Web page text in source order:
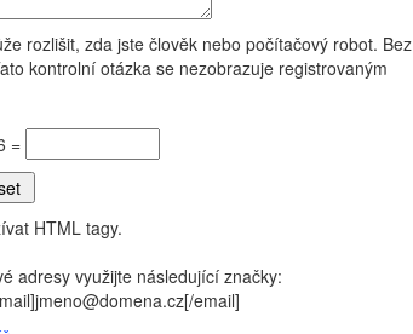
rozlišit, zda jste člověk nebo počítačový robot. Bez
kontrolní otázka se nezobrazuje registrovaným
=
HTML tagy.
adresy využijte následující značky:
email]